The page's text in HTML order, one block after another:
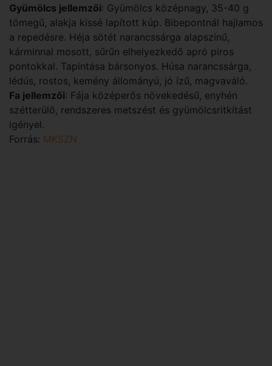
Gyümölcs jellemzői: Gyümölcs középnagy, 35-40 g
tömegű, alakja kissé lapított kúp. Bibepontnál hajlamos
a repedésre. Héja sötét narancssárga alapszínű,
kárminnal mosott, sűrűn elhelyezkedő apró piros
pontokkal. Tapintása bársonyos. Húsa narancssárga,
lédús, rostos, kemény állományú, jó ízű, magvaváló.
Fa jellemzői: Fája középerős növekedésű, enyhén
szétterülő, rendszeres metszést és gyümölcsritkítást
igényel.
Forrás: MKSZN